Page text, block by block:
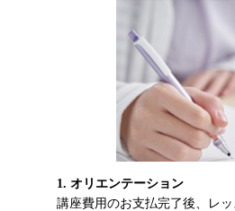
1. オリエンテーション
講座費用のお支払完了後、レ